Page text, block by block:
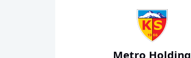
Metro Holding